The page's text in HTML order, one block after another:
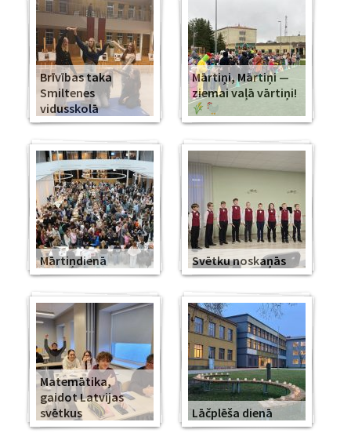
Brīvības taka
Smiltenes
vidusskolā
Mārtiņi, Mārtiņi —
ziemai vaļā vārtiņi!
Mārtiņdienā Svētku noskaņās
Matemātika,
gaidot Latvijas
svētkus
Lāčplēša dienā